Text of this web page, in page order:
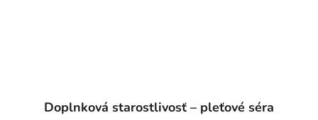
Doplnková starostlivosť – pleťové séra